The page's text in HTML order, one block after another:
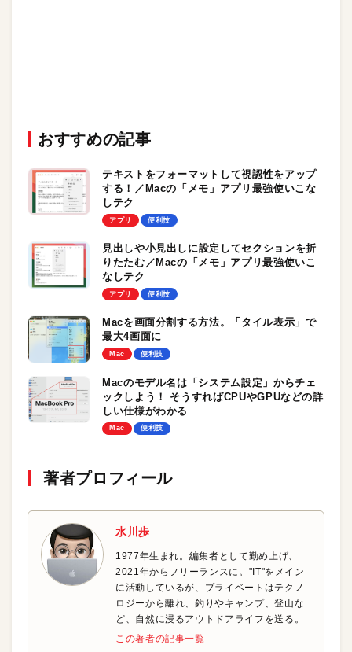
おすすめの記事
テキストをフォーマットして視認性をアップ
する！／Macの「メモ」アプリ最強使いこな
しテク
アプリ 便利技
見出しや小見出しに設定してセクションを折
りたたむ／Macの「メモ」アプリ最強使いこ
なしテク
アプリ 便利技
Macを画面分割する方法。「タイル表示」で
最大4画面に
Mac 便利技
Macのモデル名は「システム設定」からチェ
ックしよう！ そうすればCPUやGPUなどの詳
しい仕様がわかる
Mac 便利技
著者プロフィール
水川歩
1977年生まれ。編集者として勤め上げ、
2021年からフリーランスに。"IT"をメイン
に活動しているが、プライベートはテクノ
ロジーから離れ、釣りやキャンプ、登山な
ど、自然に浸るアウトドアライフを送る。
この著者の記事一覧